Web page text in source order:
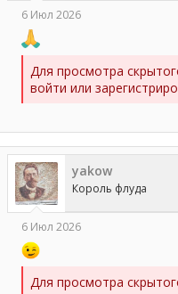
6 Июл 2026
Для просмотра
войти или
yakow
Король флуда
6 Июл 2026
Для просмотра